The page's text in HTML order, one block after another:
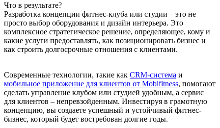
Что в результате?
Разработка концепции фитнес-клуба или студии – это не
просто выбор оборудования и дизайн интерьера. Это
комплексное стратегическое решение, определяющее, кому и
какие услуги предоставлять, как позиционировать бизнес и
как строить долгосрочные отношения с клиентами.
Современные технологии, такие как CRM-система и
мобильное приложение для клиентов от Mobifitness, помогают
сделать управление клубом или студией удобным, а сервис
для клиентов – непревзойденным. Инвестируя в грамотную
концепцию, вы создаете успешный и устойчивый фитнес-
бизнес, который будет востребован долгие годы.